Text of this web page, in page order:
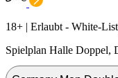
18+ | Erlaubt - White-
Spielplan Halle Doppel,